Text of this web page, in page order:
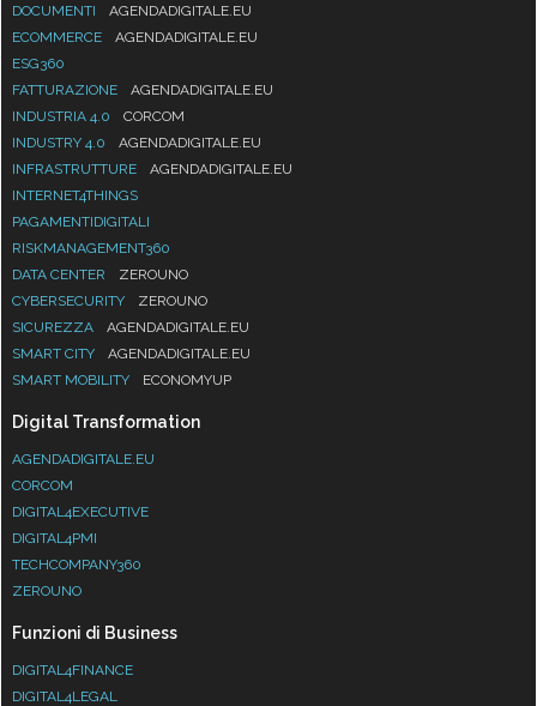
DOCUMENTI
AGENDADIGITALE.EU
ECOMMERCE
AGENDADIGITALE.EU
ESG360
FATTURAZIONE
AGENDADIGITALE.EU
INDUSTRIA 4.0
CORCOM
INDUSTRY 4.0
AGENDADIGITALE.EU
INFRASTRUTTURE
AGENDADIGITALE.EU
INTERNET4THINGS
PAGAMENTIDIGITALI
RISKMANAGEMENT360
DATA CENTER
ZEROUNO
CYBERSECURITY
ZEROUNO
SICUREZZA
AGENDADIGITALE.EU
SMART CITY
AGENDADIGITALE.EU
SMART MOBILITY
ECONOMYUP
Digital Transformation
AGENDADIGITALE.EU
CORCOM
DIGITAL4EXECUTIVE
DIGITAL4PMI
TECHCOMPANY360
ZEROUNO
Funzioni di Business
DIGITAL4FINANCE
DIGITAL4LEGAL